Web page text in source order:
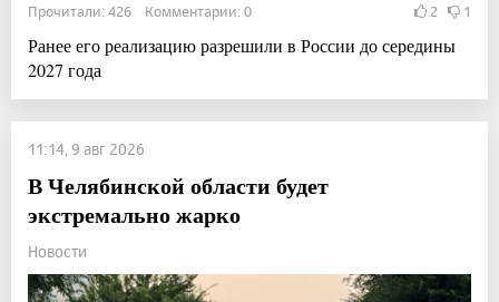
Прочитали: 426 Комментарии: 0 2 1
Ранее его реализацию разрешили в России до середины
2027 года
11:14, 9 авг 2026
В Челябинской области будет
экстремально жарко
Новости